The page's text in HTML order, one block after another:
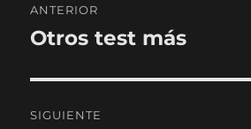
de
ANTERIOR
Entrada
Otros test más
SIGUIENTE